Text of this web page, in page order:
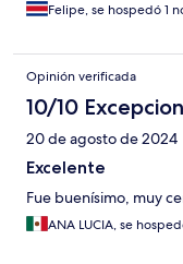
Felipe, se hospedó 1
Opinión verificada
10/10
20 de agosto de 2024
Excelente
Fue buenísimo, muy
ANA LUCIA, se